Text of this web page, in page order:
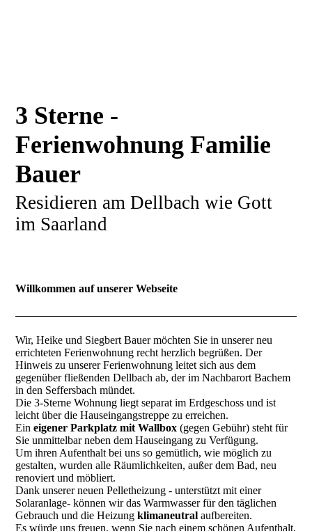
3 Sterne -
Ferienwohnung Familie
Bauer
Residieren am Dellbach wie Gott
im Saarland
Willkommen auf unserer Webseite
Wir, Heike und Siegbert Bauer möchten Sie in unserer neu
errichteten Ferienwohnung recht herzlich begrüßen. Der
Hinweis zu unserer Ferienwohnung leitet sich aus dem
gegenüber fließenden Dellbach ab, der im Nachbarort Bachem
in den Seffersbach mündet.
Die 3-Sterne Wohnung liegt separat im Erdgeschoss und ist
leicht über die Hauseingangstreppe zu erreichen.
Eineigener Parkplatz mit Wallbox (gegen Gebühr) steht für
Sie unmittelbar neben dem Hauseingang zu Verfügung.
Um ihren Aufenthalt bei uns so gemütlich, wie möglich zu
gestalten, wurden alle Räumlichkeiten, außer dem Bad, neu
renoviert und möbliert.
Dank unserer neuen Pelletheizung - unterstützt mit einer
Solaranlage- können wir das Warmwasser für den täglichen
Gebrauch und die Heizungklimaneutral aufbereiten.
Es würde uns freuen, wenn Sie nach einem schönen Aufenthalt,